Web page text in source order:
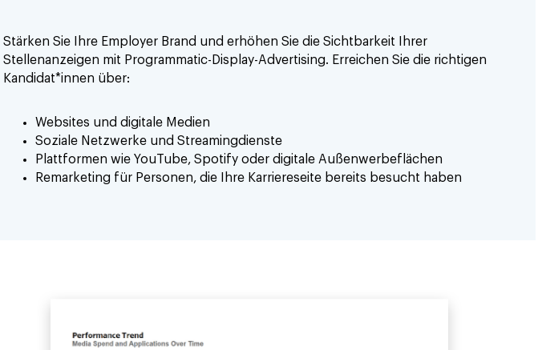
Stärken Sie Ihre Employer Brand und erhöhen Sie die Sichtbarkeit Ihrer
Stellenanzeigen mit Programmatic-Display-Advertising. Erreichen Sie die richtigen
Kandidat*innen über:
Websites und digitale Medien
Soziale Netzwerke und Streamingdienste
Plattformen wie YouTube, Spotify oder digitale Außenwerbeflächen
Remarketing für Personen, die Ihre Karriereseite bereits besucht haben